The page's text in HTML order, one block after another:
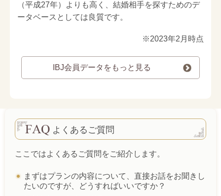
（平成27年）よりも高く、結婚相手を探すためのデ
ータベースとしては良質です。
※2023年2月時点
IBJ会員データをもっと見る
よくあるご質問
ここではよくあるご質問をご紹介します。
まずはプランの内容について、直接お話をお聞きし
たいのですが、どうすればいいですか？